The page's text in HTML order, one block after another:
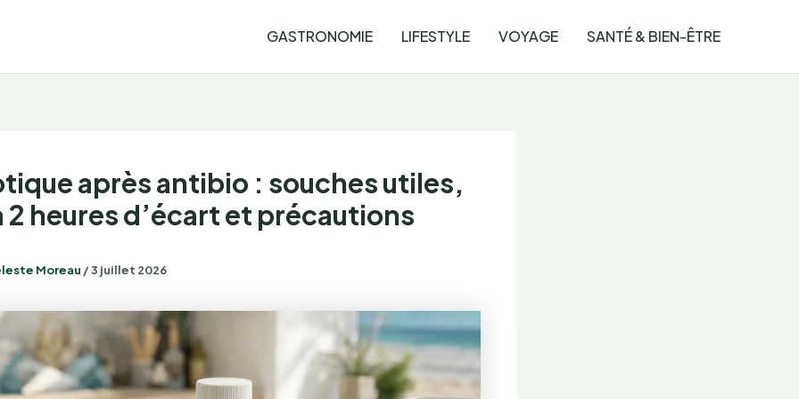
GASTRONOMIE LIFESTYLE VOYAGE SANTÉ & BIEN-ÊTRE
après antibio : souches utiles,
2 heures d’écart et précautions
Moreau /3 juillet 2026